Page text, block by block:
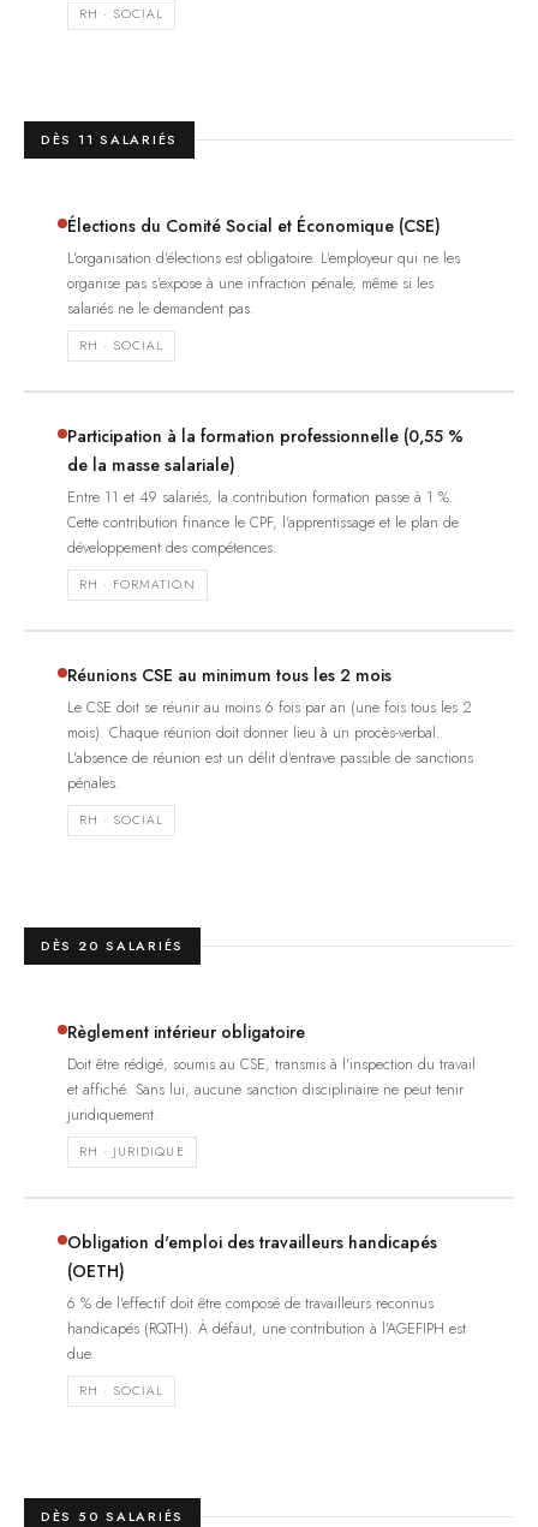
RH · SOCIAL
DÈS 11 SALARIÉS
Élections du Comité Social et Économique (CSE)
L'organisation d'élections est obligatoire. L'employeur qui ne les
organise pas s'expose à une infraction pénale, même si les
salariés ne le demandent pas.
RH · SOCIAL
Participation à la formation professionnelle (0,55 %
de la masse salariale)
Entre 11 et 49 salariés, la contribution formation passe à 1 %.
Cette contribution finance le CPF, l'apprentissage et le plan de
développement des compétences.
RH · FORMATION
Réunions CSE au minimum tous les 2 mois
Le CSE doit se réunir au moins 6 fois par an (une fois tous les 2
mois). Chaque réunion doit donner lieu à un procès-verbal.
L'absence de réunion est un délit d'entrave passible de sanctions
pénales.
RH · SOCIAL
DÈS 20 SALARIÉS
Règlement intérieur obligatoire
Doit être rédigé, soumis au CSE, transmis à l'inspection du travail
et affiché. Sans lui, aucune sanction disciplinaire ne peut tenir
juridiquement.
RH · JURIDIQUE
Obligation d'emploi des travailleurs handicapés
(OETH)
6 % de l'effectif doit être composé de travailleurs reconnus
handicapés (RQTH). À défaut, une contribution à l'AGEFIPH est
due.
RH · SOCIAL
DÈS 50 SALARIÉS